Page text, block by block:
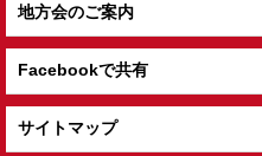
地方会のご案内
Facebookで共有
サイトマップ